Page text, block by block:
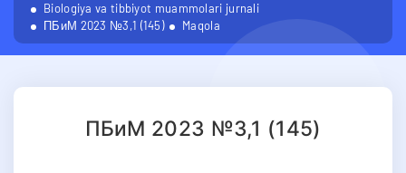
Biologiya va tibbiyot muammolari jurnali
ПБиМ 2023 №3,1 (145)
Maqola
ПБиМ 2023 №3,1 (145)